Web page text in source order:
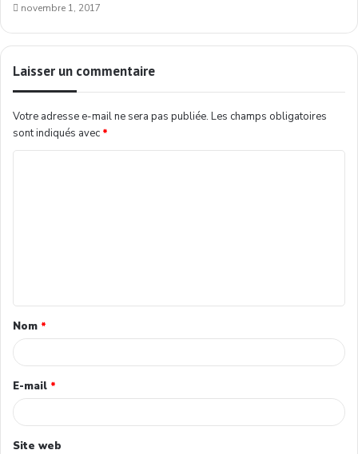
novembre 1, 2017
Laisser un commentaire
Votre adresse e-mail ne sera pas publiée. Les champs obligatoires
sont indiqués avec *
Nom *
E-mail *
Site web